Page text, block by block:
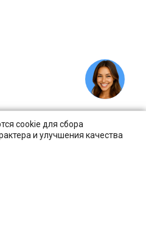
cookie для сбора
и улучшения качества